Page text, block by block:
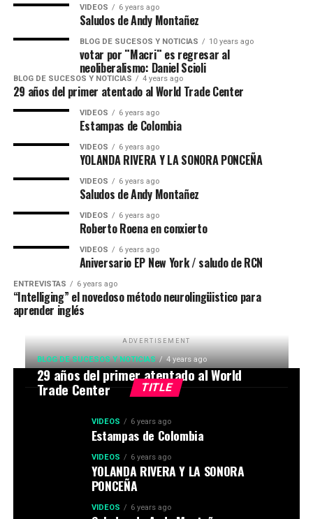
VIDEOS 6 years ago
Saludos de Andy Montañez
BLOG DE SUCESOS Y NOTICIAS 10 years ago
votar por ¨Macri¨ es regresar al
neoliberalismo: Daniel Scioli
BLOG DE SUCESOS Y NOTICIAS 4 years ago
29 años del primer atentado al World Trade Center
VIDEOS 6 years ago
Estampas de Colombia
VIDEOS 6 years ago
YOLANDA RIVERA Y LA SONORA PONCEÑA
VIDEOS 6 years ago
Saludos de Andy Montañez
VIDEOS 6 years ago
Roberto Roena en conxierto
VIDEOS 6 years ago
Aniversario EP New York / saludo de RCN
ENTREVISTAS 6 years ago
“Intelliging” el novedoso método neurolingüistico para
aprender inglés
ADVERTISEMENT
TITLE
BLOG DE SUCESOS Y NOTICIAS 4 years ago
29 años del primer atentado al World
Trade Center
VIDEOS 6 years ago
Estampas de Colombia
VIDEOS 6 years ago
YOLANDA RIVERA Y LA SONORA
PONCEÑA
VIDEOS 6 years ago